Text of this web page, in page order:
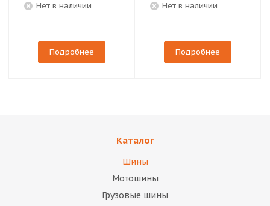
Нет в наличии
Подробнее
Нет в наличии
Подробнее
Каталог
Шины
Мотошины
Грузовые шины